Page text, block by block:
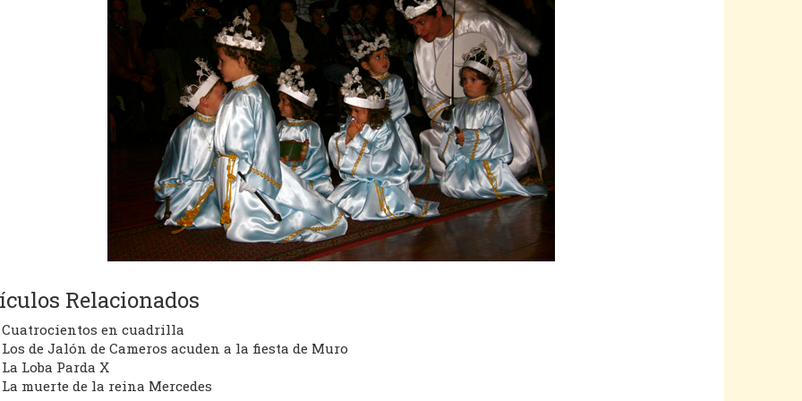
Relacionados
Cuatrocientos en cuadrilla
Los de Jalón de Cameros acuden a la fiesta de Muro
La Loba Parda X
La muerte de la reina Mercedes